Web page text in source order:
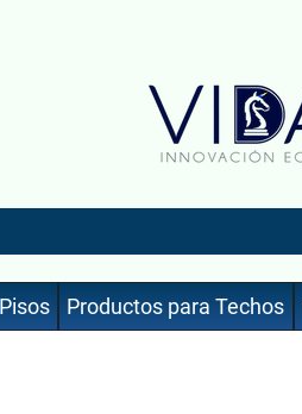
Productos para Techos